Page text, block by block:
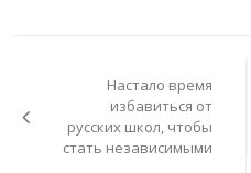
Настало время
избавиться от
русских школ, чтобы
стать независимыми